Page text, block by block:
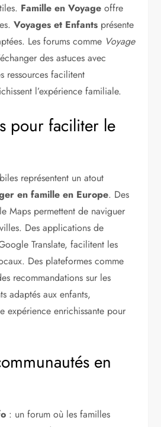
Famille en Voyage offre
Voyages et Enfants présente
Les forums comme Voyage
des astuces avec
ressources facilitent
l’expérience familiale.
pour faciliter le
représentent un atout
en famille en Europe. Des
Maps permettent de naviguer
Des applications de
Translate, facilitent les
Des plateformes comme
recommandations sur les
adaptés aux enfants,
expérience enrichissante pour
en
: un forum où les familles